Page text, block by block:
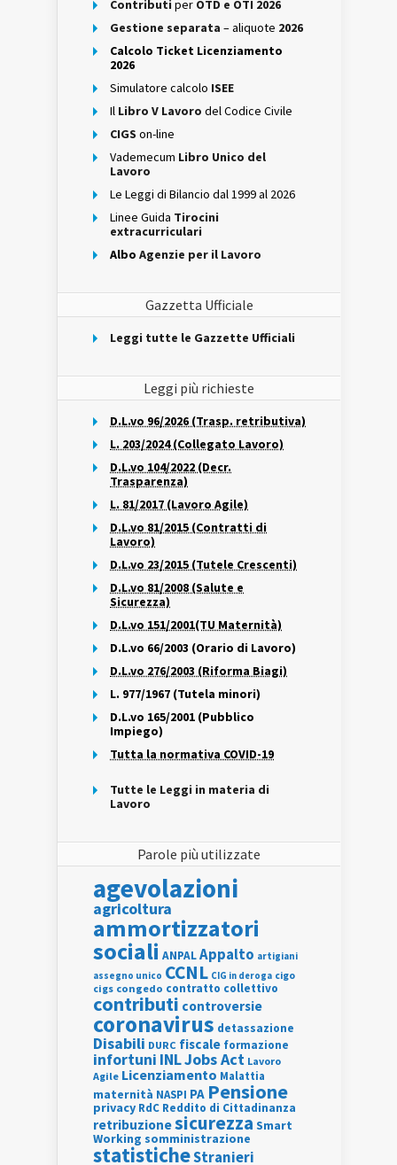
Contributi per OTD e OTI 2026
Gestione separata – aliquote 2026
Calcolo Ticket Licenziamento
2026
Simulatore calcolo ISEE
Il Libro V Lavoro del Codice Civile
CIGS on-line
Vademecum Libro Unico del
Lavoro
Le Leggi di Bilancio dal 1999 al 2026
Linee Guida Tirocini
extracurriculari
Albo Agenzie per il Lavoro
Gazzetta Ufficiale
Leggi tutte le Gazzette Ufficiali
Leggi più richieste
D.L.vo 96/2026 (Trasp. retributiva)
L. 203/2024 (Collegato Lavoro)
D.L.vo 104/2022 (Decr.
Trasparenza)
L. 81/2017 (Lavoro Agile)
D.L.vo 81/2015 (Contratti di
Lavoro)
D.L.vo 23/2015 (Tutele Crescenti)
D.L.vo 81/2008 (Salute e
Sicurezza)
D.L.vo 151/2001(TU Maternità)
D.L.vo 66/2003 (Orario di Lavoro)
D.L.vo 276/2003 (Riforma Biagi)
L. 977/1967 (Tutela minori)
D.L.vo 165/2001 (Pubblico
Impiego)
Tutta la normativa COVID-19
Tutte le Leggi in materia di
Lavoro
Parole più utilizzate
agevolazioni
agricoltura
ammortizzatori
sociali ANPALAppalto artigiani
assegno unico CCNL CIG in deroga cigo
cigs congedo contratto collettivo
contributi controversie
coronavirus detassazione
Disabili DURC fiscale formazione
infortuni INLJobs Act Lavoro
Agile Licenziamento Malattia
maternità NASPI PA Pensione
privacy RdC Reddito di Cittadinanza
retribuzionesicurezza Smart
Working somministrazione
statisticheStranieri